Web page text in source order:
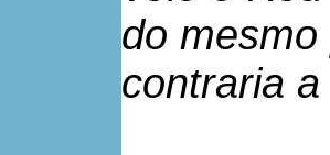
do
contraria